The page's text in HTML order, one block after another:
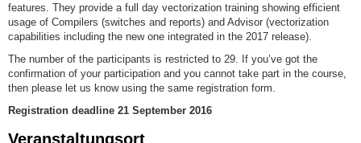
features. They provide a full day vectorization training showing efficient
usage of Compilers (switches and reports) and Advisor (vectorization
capabilities including the new one integrated in the 2017 release).
The number of the participants is restricted to 29. If you’ve got the
confirmation of your participation and you cannot take part in the course,
then please let us know using the same registration form.
Registration deadline 21 September 2016
Veranstaltungsort